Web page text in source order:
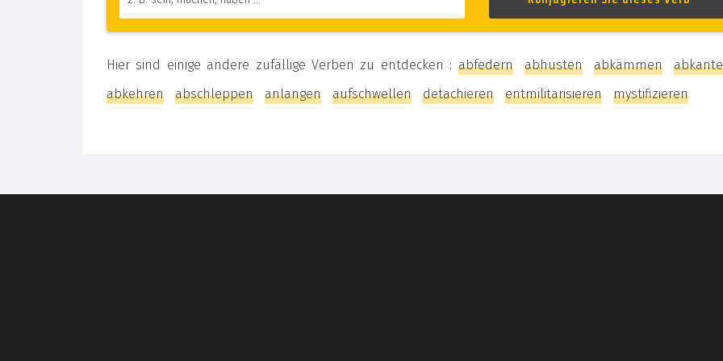
Hier sind einige andere zufällige Verben zu entdecken : abfedern abhusten abkämmen
abkehren
abschleppen anlangen aufschwellen detachieren entmilitarisieren mystifizieren